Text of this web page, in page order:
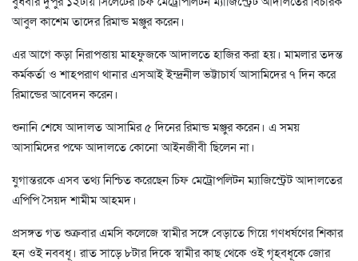
আবুল কাশেম তাদের রিমান্ড মঞ্জুর করেন।
এর আগে কড়া নিরাপত্তায় মাহফুজকে আদালতে হাজির করা হয়। মামলার তদন্ত
কর্মকর্তা ও শাহপরাণ থানার এসআই ইন্দ্রনীল ভট্টাচার্য আসামিদের ৭ দিন করে
রিমান্ডের আবেদন করেন।
শুনানি শেষে আদালত আসামির ৫ দিনের রিমান্ড মঞ্জুর করেন। এ সময়
আসামিদের পক্ষে আদালতে কোনো আইনজীবী ছিলেন না।
যুগান্তরকে এসব তথ্য নিশ্চিত করেছেন চিফ মেট্রোপলিটন ম্যাজিস্ট্রেট আদালতের
এপিপি সৈয়দ শামীম আহমদ।
প্রসঙ্গত গত শুক্রবার এমসি কলেজে স্বামীর সঙ্গে বেড়াতে গিয়ে গণধর্ষণের শিকার
হন ওই নববধূ। রাত সাড়ে ৮টার দিকে স্বামীর কাছ থেকে ওই গৃহবধূকে জোর